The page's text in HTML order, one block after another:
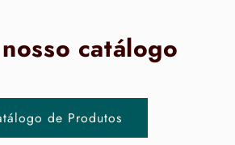
catálogo
de Produtos